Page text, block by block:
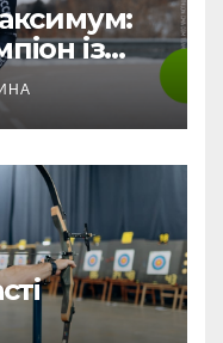
із
у